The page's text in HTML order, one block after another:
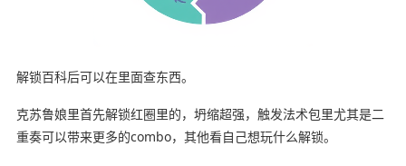
解锁百科后可以在里面查东西。
克苏鲁娘里首先解锁红圈里的，坍缩超强，触发法术包里尤其是二
重奏可以带来更多的combo，其他看自己想玩什么解锁。